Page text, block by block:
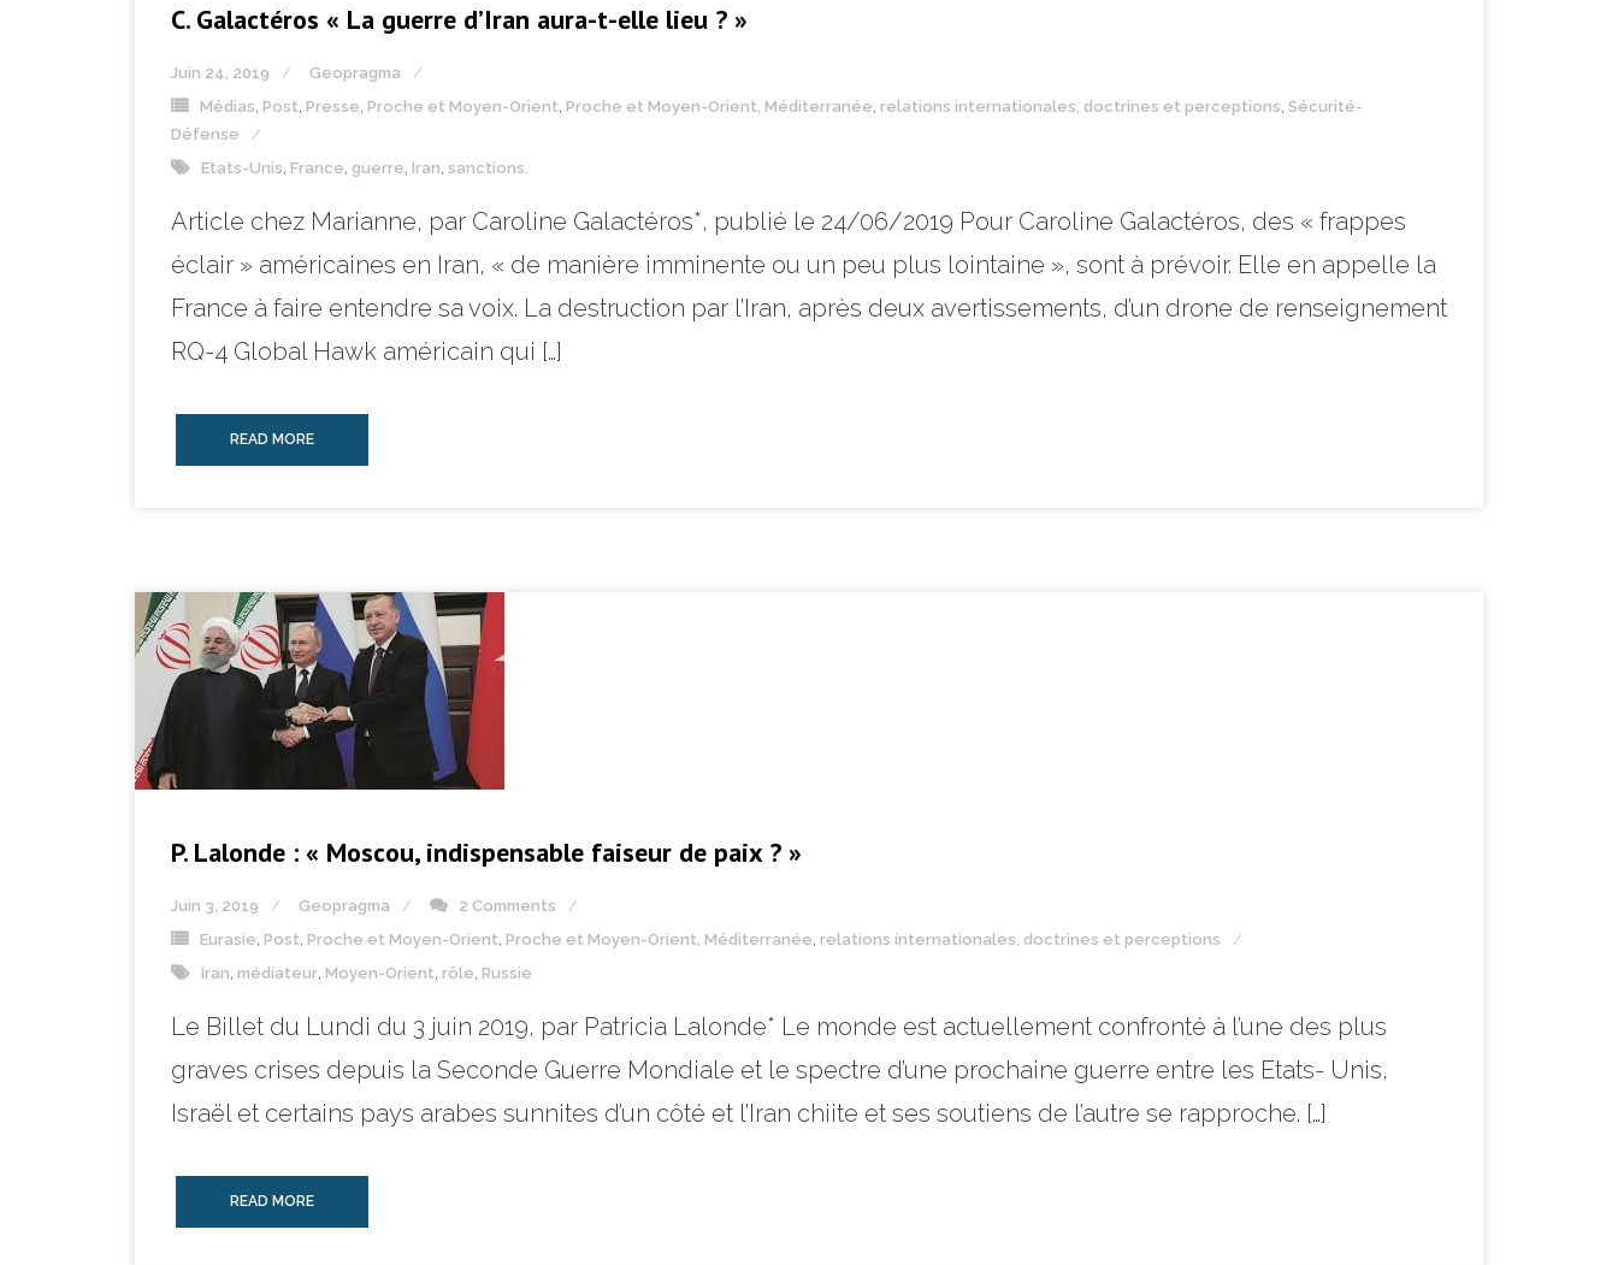
C. Galactéros « La guerre d’Iran aura-t-elle lieu ? »
Juin 24, 2019
Geopragma
Médias Post Presse Proche et Moyen-Orient Proche et Moyen-Orient, Méditerranée relations internationales, doctrines et perceptions Sécurité-
Défense
Etats-Unis France guerre Iran sanctions.
Article chez Marianne, par Caroline Galactéros*, publié le 24/06/2019 Pour Caroline Galactéros, des « frappes
éclair » américaines en Iran, « de manière imminente ou un peu plus lointaine », sont à prévoir. Elle en appelle la
France à faire entendre sa voix. La destruction par l’Iran, après deux avertissements, d’un drone de renseignement
RQ-4 Global Hawk américain qui […]
READ MORE
P. Lalonde : « Moscou, indispensable faiseur de paix ? »
Juin 3, 2019 Geopragma
2 Comments
Eurasie Post Proche et Moyen-Orient Proche et Moyen-Orient, Méditerranée relations internationales, doctrines et perceptions
Iran médiateur Moyen-Orient rôle Russie
Le Billet du Lundi du 3 juin 2019, par Patricia Lalonde* Le monde est actuellement confronté à l’une des plus
graves crises depuis la Seconde Guerre Mondiale et le spectre d’une prochaine guerre entre les Etats- Unis,
Israël et certains pays arabes sunnites d’un côté et l’Iran chiite et ses soutiens de l’autre se rapproche. […]
READ MORE